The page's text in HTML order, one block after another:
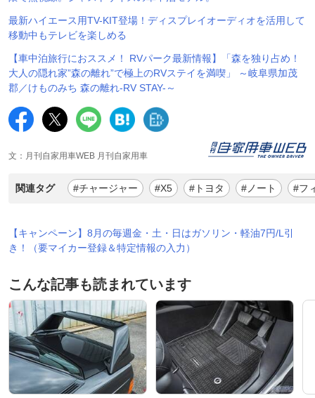
最新ハイエース用TV-KIT登場！ディスプレイオーディオを活用して
移動中もテレビを楽しめる
【車中泊旅行におススメ！ RVパーク最新情報】「森を独り占め！
大人の隠れ家”森の離れ”で極上のRVステイを満喫」 ～岐阜県加茂
郡／けものみち 森の離れ-RV STAY-～
文：月刊自家用車WEB 月刊自家用車
関連タグ #チャージャー #X5 #トヨタ #ノート #フ
【キャンペーン】8月の毎週金・土・日はガソリン・軽油7円/L引
き！（要マイカー登録＆特定情報の入力）
こんな記事も読まれています